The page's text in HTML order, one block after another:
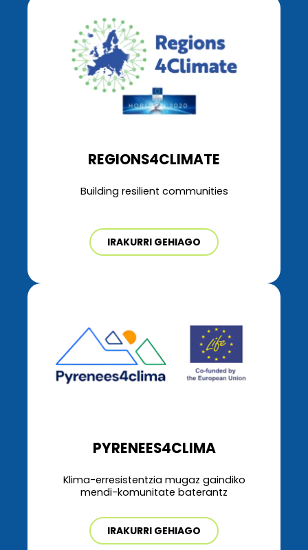
REGIONS4CLIMATE
Building resilient communities
IRAKURRI GEHIAGO
PYRENEES4CLIMA
Klima-erresistentzia mugaz gaindiko
mendi-komunitate baterantz
IRAKURRI GEHIAGO